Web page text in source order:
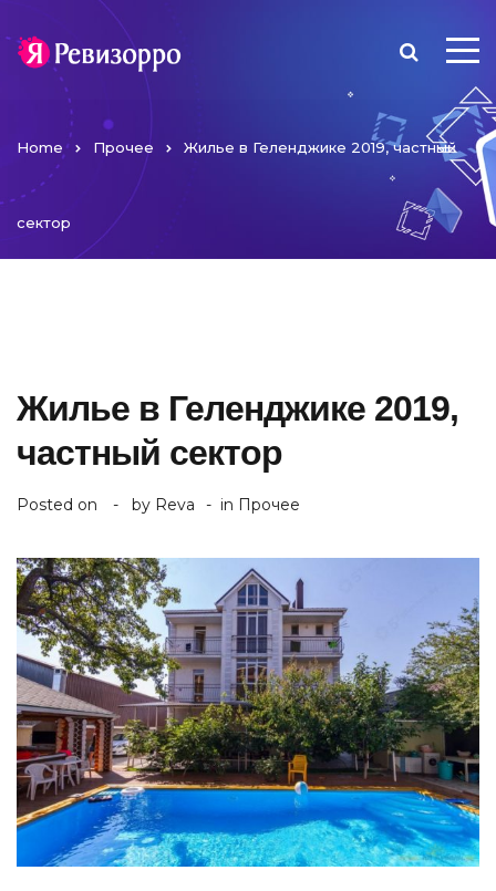
Home Прочее Жилье в Геленджике 2019, частный
сектор
Жилье в Геленджике 2019,
частный сектор
Posted on by Reva in Прочее